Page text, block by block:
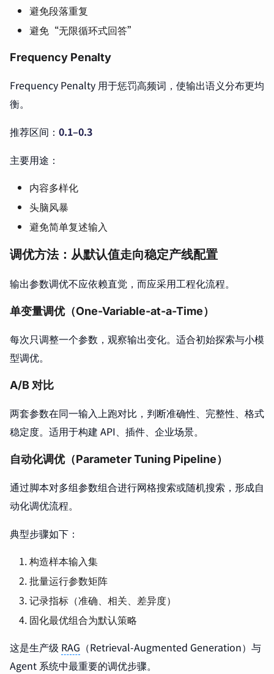
避免段落重复
避免“无限循环式回答”
Frequency Penalty
Frequency Penalty 用于惩罚高频词，使输出语义分布更均
衡。
推荐区间： 0.1–0.3
主要用途：
内容多样化
头脑风暴
避免简单复述输入
调优方法：从默认值走向稳定产线配置
输出参数调优不应依赖直觉，而应采用工程化流程。
单变量调优（One-Variable-at-a-Time）
每次只调整一个参数，观察输出变化。适合初始探索与小模
型调优。
A/B 对比
两套参数在同一输入上跑对比，判断准确性、完整性、格式
稳定度。适用于构建 API、插件、企业场景。
自动化调优（Parameter Tuning Pipeline）
通过脚本对多组参数组合进行网格搜索或随机搜索，形成自
动化调优流程。
典型步骤如下：
构造样本输入集
批量运行参数矩阵
记录指标（准确、相关、差异度）
固化最优组合为默认策略
这是生产级 RAG （Retrieval-Augmented Generation）与
Agent 系统中最重要的调优步骤。